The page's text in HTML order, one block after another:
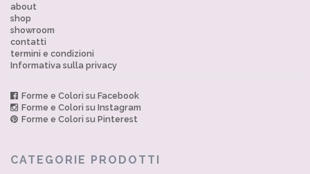
about
shop
showroom
contatti
termini e condizioni
Informativa sulla privacy
Forme e Colori su Facebook
Forme e Colori su Instagram
Forme e Colori su Pinterest
CATEGORIE PRODOTTI